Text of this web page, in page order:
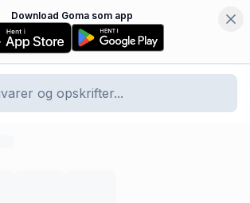
Download Goma som app